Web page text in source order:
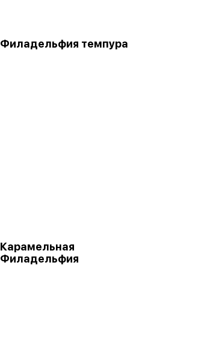
Филадельфия темпура
Карамельная
Филадельфия